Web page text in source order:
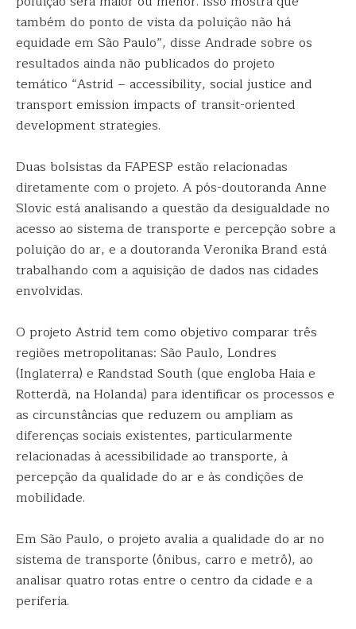
também do ponto de vista da poluição não há
equidade em São Paulo”, disse Andrade sobre os
resultados ainda não publicados do projeto
temático “Astrid – accessibility, social justice and
transport emission impacts of transit-oriented
development strategies.
Duas bolsistas da FAPESP estão relacionadas
diretamente com o projeto. A pós-doutoranda Anne
Slovic está analisando a questão da desigualdade no
acesso ao sistema de transporte e percepção sobre a
poluição do ar, e a doutoranda Veronika Brand está
trabalhando com a aquisição de dados nas cidades
envolvidas.
O projeto Astrid tem como objetivo comparar três
regiões metropolitanas: São Paulo, Londres
(Inglaterra) e Randstad South (que engloba Haia e
Rotterdã, na Holanda) para identificar os processos e
as circunstâncias que reduzem ou ampliam as
diferenças sociais existentes, particularmente
relacionadas à acessibilidade ao transporte, à
percepção da qualidade do ar e às condições de
mobilidade.
Em São Paulo, o projeto avalia a qualidade do ar no
sistema de transporte (ônibus, carro e metrô), ao
analisar quatro rotas entre o centro da cidade e a
periferia.